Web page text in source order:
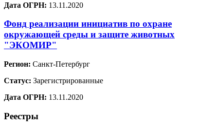
Дата ОГРН: 13.11.2020
Фонд реализации инициатив по охране
окружающей среды и защите животных
"ЭКОМИР"
Регион: Санкт-Петербург
Статус: Зарегистрированные
Дата ОГРН: 13.11.2020
Реестры